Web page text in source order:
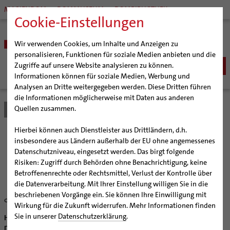
Cookie-Einstellungen
Wir verwenden Cookies, um Inhalte und Anzeigen zu
personalisieren, Funktionen für soziale Medien anbieten und die
Zugriffe auf unsere Website analysieren zu können.
Informationen können für soziale Medien, Werbung und
Analysen an Dritte weitergegeben werden. Diese Dritten führen
die Informationen möglicherweise mit Daten aus anderen
Quellen zusammen.
Hierbei können auch Dienstleister aus Drittländern, d.h.
insbesondere aus Ländern außerhalb der EU ohne angemessenes
Datenschutzniveau, eingesetzt werden. Das birgt folgende
Risiken: Zugriff durch Behörden ohne Benachrichtigung, keine
Betroffenenrechte oder Rechtsmittel, Verlust der Kontrolle über
die Datenverarbeitung. Mit Ihrer Einstellung willigen Sie in die
beschriebenen Vorgänge ein. Sie können Ihre Einwilligung mit
Wirkung für die Zukunft widerrufen. Mehr Informationen finden
Sie in unserer Datenschutzerklärung.
MARIENDOM DOMMUSEUM DOMBIBLIOTHEK
BISTUM
Bischöfe
Weihbischof Dr. Martin Marahrens
Bischof em. Norbert Trelle
Weihbischof em. Bongartz
Weihbischof em. Schwerdtfeger
Weihbischof em. Koitz
Bischof em. Dr. Wüstenberg
Generalvikariat
Gremien
Diözesangericht
Gemeindegremien
Pfarrgemeinden
Hildesheimer Dom
Virtueller Rundgang durch den Dom
Tausendjähriger Rosenstock
Die Hildesheimer Dommusik
Wallfahrten | Pilgern
Termine Wallfahrten und Pilgern
Jakobswege im Bistum Hildesheim
Veranstaltungen
Strategieprozess
Jugend
Bistum Hildesheim
Für Fortgeschrittene
Kantorenkurs bei der Hildesheimer Dommusik
07.09.2004
Hildesheim (bph) Einen Kantorenkurs unter der Leitung von